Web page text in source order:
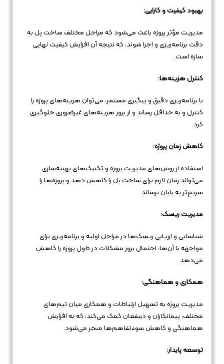
بهبود کیفیت و کارایی:
مدیریت مؤثر پروژه باعث می‌شود که مراحل مختلف ساخت پل به
دقت برنامه‌ریزی و اجرا شوند، که نتیجه آن افزایش کیفیت نهایی
سازه است.
کنترل هزینه‌ها:
با برنامه‌ریزی دقیق و پیگیری مستمر، می‌توان هزینه‌های پروژه را
کنترل و به حداقل رساند و از بروز هزینه‌های غیرضروری جلوگیری
کرد.
کاهش زمان پروژه:
استفاده از روش‌های مدیریت پروژه و تکنیک‌های بهینه‌سازی
می‌تواند زمان لازم برای ساخت پل را کاهش دهد و پروژه‌ها را
سریع‌تر به پایان برساند.
مدیریت ریسک:
شناسایی و ارزیابی ریسک‌ها در مراحل اولیه و برنامه‌ریزی برای
مواجهه با آن‌ها، احتمال بروز مشکلات در طول پروژه را کاهش
می‌دهد.
همکاری و هماهنگی:
مدیریت پروژه به تسهیل ارتباطات و همکاری میان تیم‌های
مختلف، پیمانکاران و ذینفعان کمک می‌کند، که به افزایش
هماهنگی و کاهش سوءتفاهم‌ها منجر می‌شود.
توسعه پایدار: